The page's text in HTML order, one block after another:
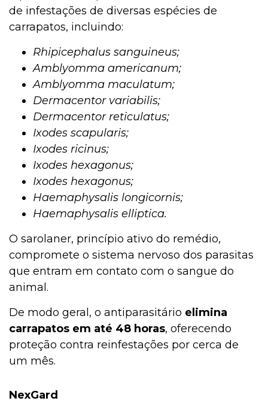
de infestações de diversas espécies de
carrapatos, incluindo:
Rhipicephalus sanguineus;
Amblyomma americanum;
Amblyomma maculatum;
Dermacentor variabilis;
Dermacentor reticulatus;
Ixodes scapularis;
Ixodes ricinus;
Ixodes hexagonus;
Ixodes hexagonus;
Haemaphysalis longicornis;
Haemaphysalis elliptica.
O sarolaner, princípio ativo do remédio,
compromete o sistema nervoso dos parasitas
que entram em contato com o sangue do
animal.
De modo geral, o antiparasitário elimina
carrapatos em até 48 horas, oferecendo
proteção contra reinfestações por cerca de
um mês.
NexGard